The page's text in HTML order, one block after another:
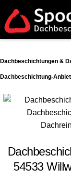
Dachbeschichtungen &
Dachbeschichtung-
54533